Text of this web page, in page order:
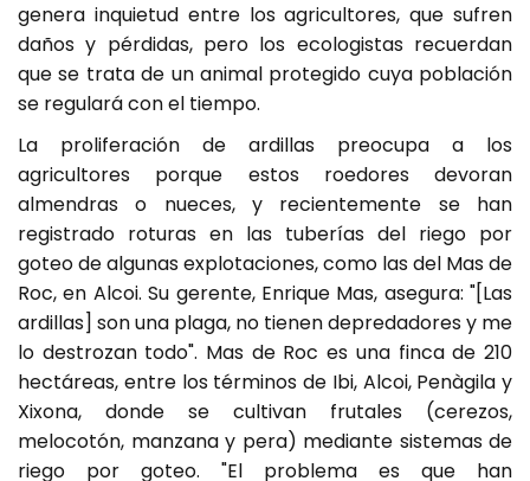
genera inquietud entre los agricultores, que sufren
daños y pérdidas, pero los ecologistas recuerdan
que se trata de un animal protegido cuya población
se regulará con el tiempo.
La proliferación de ardillas preocupa a los
agricultores porque estos roedores devoran
almendras o nueces, y recientemente se han
registrado roturas en las tuberías del riego por
goteo de algunas explotaciones, como las del Mas de
Roc, en Alcoi. Su gerente, Enrique Mas, asegura: "[Las
ardillas] son una plaga, no tienen depredadores y me
lo destrozan todo". Mas de Roc es una finca de 210
hectáreas, entre los términos de Ibi, Alcoi, Penàgila y
Xixona, donde se cultivan frutales (cerezos,
melocotón, manzana y pera) mediante sistemas de
riego por goteo. "El problema es que han